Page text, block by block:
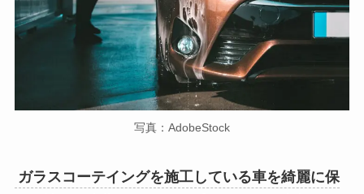
写真：AdobeStock
ガラスコーテイングを施工している車を綺麗に保